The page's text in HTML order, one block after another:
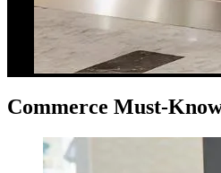
Commerce Must-